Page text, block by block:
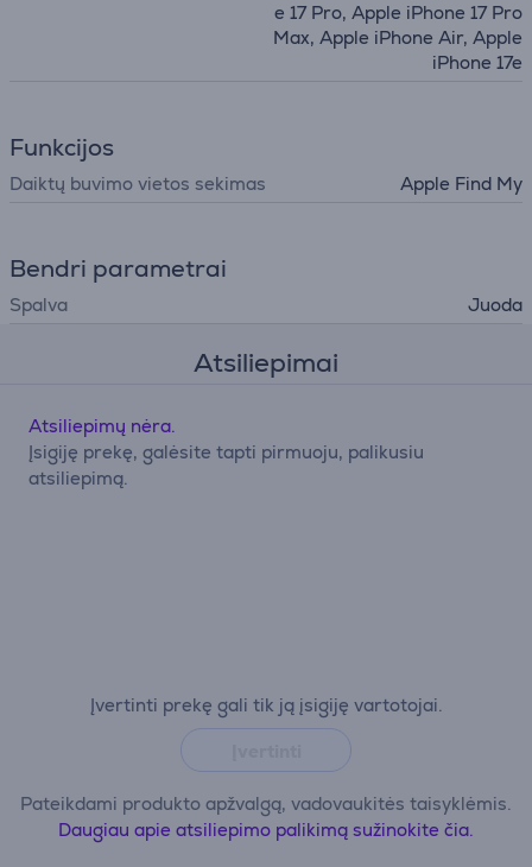
e 17 Pro, Apple iPhone 17 Pro
Max, Apple iPhone Air, Apple
iPhone 17e
Funkcijos
Daiktų buvimo vietos sekimas Apple Find My
Bendri parametrai
Spalva Juoda
Atsiliepimai
Įvertinti prekę gali tik ją įsigiję vartotojai.
Pateikdami produkto apžvalgą, vadovaukitės taisyklėmis.
Daugiau apie atsiliepimo palikimą sužinokite čia.
Atsiliepimų nėra.
Įsigiję prekę, galėsite tapti pirmuoju, palikusiu
atsiliepimą.